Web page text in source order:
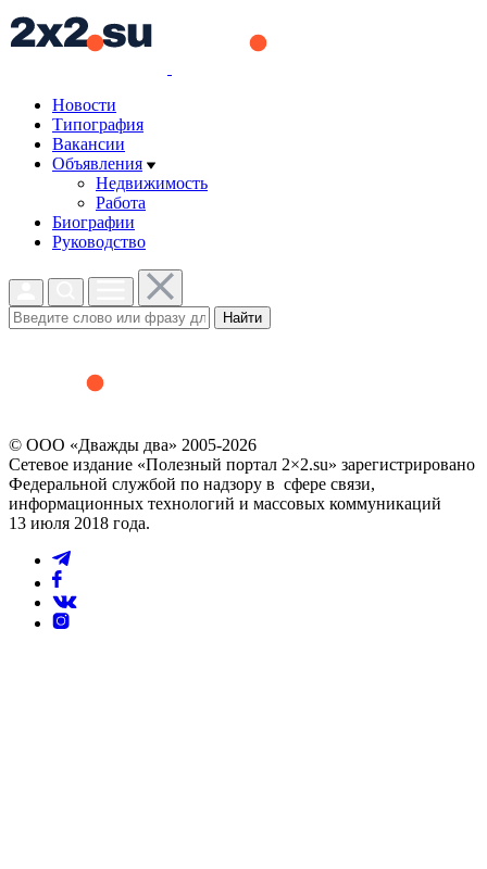
Новости
Типография
Вакансии
Объявления
Недвижимость
Работа
Биографии
Руководство
Найти
© ООО «Дважды два» 2005-2026
Сетевое издание «Полезный портал 2×2.su» зарегистрировано
Федеральной службой по надзору в сфере связи,
информационных технологий и массовых коммуникаций
13 июля 2018 года.